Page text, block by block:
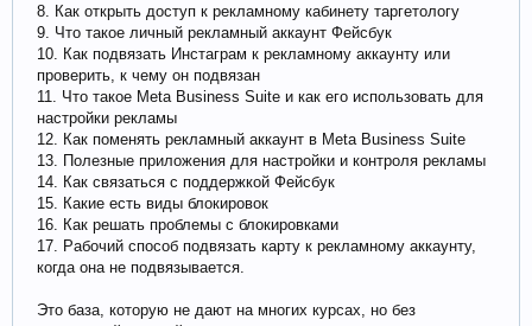
8. Как открыть доступ к рекламному кабинету таргетологу
9. Что такое личный рекламный аккаунт Фейсбук
10. Как подвязать Инстаграм к рекламному аккаунту или
проверить, к чему он подвязан
11. Что такое Meta Business Suite и как его использовать для
настройки рекламы
12. Как поменять рекламный аккаунт в Meta Business Suite
13. Полезные приложения для настройки и контроля рекламы
14. Как связаться с поддержкой Фейсбук
15. Какие есть виды блокировок
16. Как решать проблемы с блокировками
17. Рабочий способ подвязать карту к рекламному аккаунту,
когда она не подвязывается.
Это база, которую не дают на многих курсах, но без